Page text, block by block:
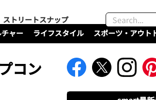
ストリートスナップ
ャー ライフスタイル スポーツ・アウト
コン